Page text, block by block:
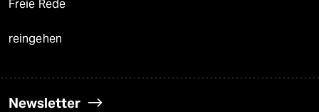
Freie Rede
reingehen
Newsletter